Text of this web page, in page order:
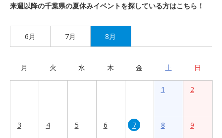
来週以降の千葉県の夏休みイベントを探している方はこちら！
6月 7月 8月
月 火 水 木 金 土 日
1 2
3 4 5 6 7 8 9